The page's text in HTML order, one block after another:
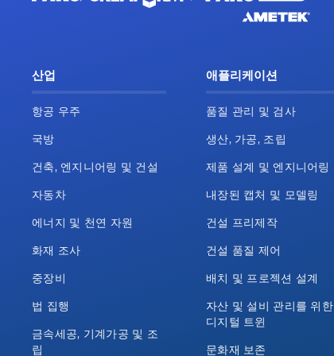
산업
항공 우주
국방
건축, 엔지니어링 및 건설
자동차
에너지 및 천연 자원
화재 조사
중장비
법 집행
금속세공, 기계가공 및 조
립
애플리케이션
품질 관리 및 검사
생산, 가공, 조립
제품 설계 및 엔지니어링
내장된 캡처 및 모델링
건설 프리제작
건설 품질 제어
배치 및 프로젝션 설계
자산 및 설비 관리를 위한
디지털 트윈
문화재 보존